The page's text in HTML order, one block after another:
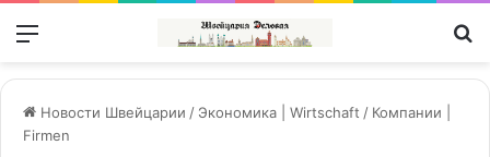
Меню
Новости Швейцарии / Экономика | Wirtschaft / Компании |
Firmen